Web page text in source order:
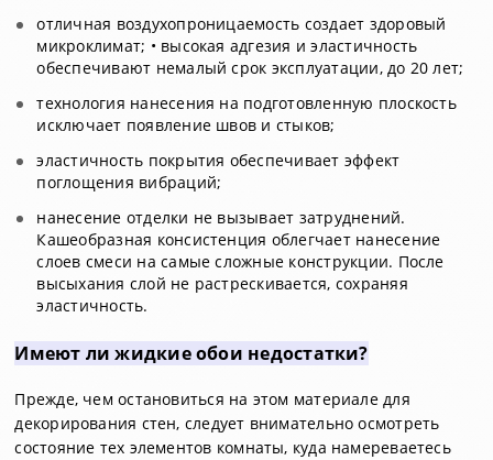
отличная воздухопроницаемость создает здоровый
микроклимат; • высокая адгезия и эластичность
обеспечивают немалый срок эксплуатации, до 20 лет;
технология нанесения на подготовленную плоскость
исключает появление швов и стыков;
эластичность покрытия обеспечивает эффект
поглощения вибраций;
нанесение отделки не вызывает затруднений.
Кашеобразная консистенция облегчает нанесение
слоев смеси на самые сложные конструкции. После
высыхания слой не растрескивается, сохраняя
эластичность.
Имеют ли жидкие обои недостатки?
Прежде, чем остановиться на этом материале для
декорирования стен, следует внимательно осмотреть
состояние тех элементов комнаты, куда намереваетесь